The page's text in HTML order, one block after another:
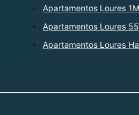
Apartamentos Loures
Apartamentos Loures
Apartamentos Loures